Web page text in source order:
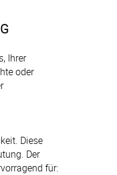
Ihrer
oder
Diese
Der
für: